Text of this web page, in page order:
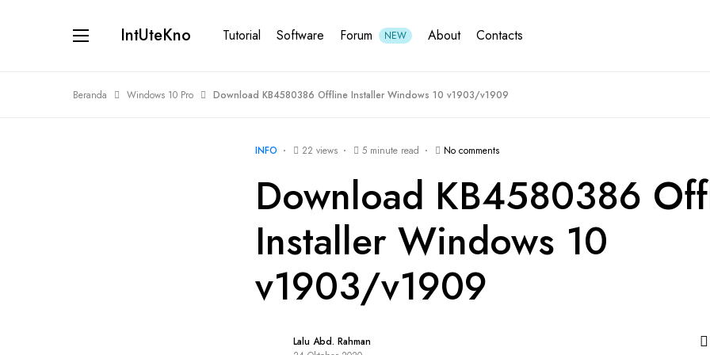
IntUteKno Tutorial Software Forum NEW About Contacts
Beranda Windows 10 Pro Download KB4580386 Offline Installer Windows 10 v1903/v1909
INFO 22 views 5 minute read No comments
Download KB4580386
Installer Windows 10
v1903/v1909
Lalu Abd. Rahman